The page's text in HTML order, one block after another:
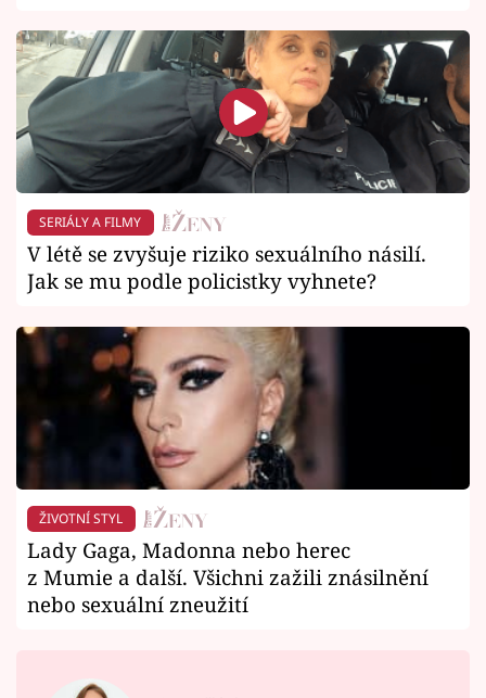
SERIÁLY A FILMY
V létě se zvyšuje riziko sexuálního násilí.
Jak se mu podle policistky vyhnete?
ŽIVOTNÍ STYL
Lady Gaga, Madonna nebo herec
z Mumie a další. Všichni zažili znásilnění
nebo sexuální zneužití